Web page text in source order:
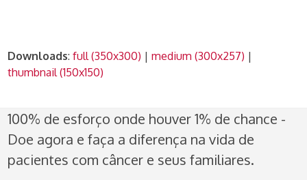
Downloads:full (350x300) |medium (300x257) |
thumbnail (150x150)
100% de esforço onde houver 1% de chance -
Doe agora e faça a diferença na vida de
pacientes com câncer e seus familiares.